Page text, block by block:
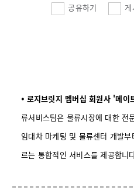
공유하기 게
⦁ 로지브릿지 멤버십 회원사 '메이
류서비스팀은 물류시장에 대한 전
임대차 마케팅 및 물류센터 개발
르는 통합적인 서비스를 제공합니